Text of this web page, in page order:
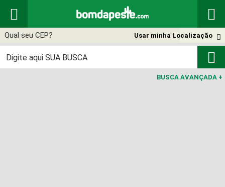
 

Usar minha Localização

BUSCA AVANÇADA +